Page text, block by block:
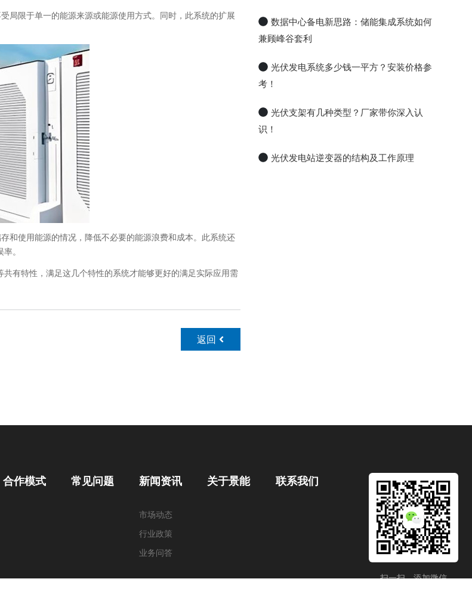
限于单一的能源来源或能源使用方式。同时，此系统的扩展
使用能源的情况，降低不必要的能源浪费和成本。此系统还
。
有特性，满足这几个特性的系统才能够更好的满足实际应用需
返回
数据中心备电新思路：储能集成系统如何
兼顾峰谷套利
光伏发电系统多少钱一平方？安装价格参
考！
光伏支架有几种类型？厂家带你深入认
识！
光伏发电站逆变器的结构及工作原理
合作模式 常见问题 新闻资讯
市场动态
行业政策
业务问答
关于景能 联系我们
扫一扫，添加微信